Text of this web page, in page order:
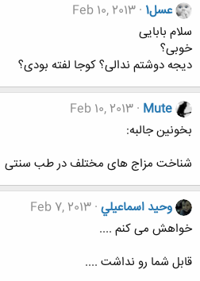
عسل1
Feb 10, 2013
سلام بابایی
خوبی؟
دیجه دوشتم ندالی؟ کوجا لفته بودی؟
Mute
Feb 10, 2013
بخونین جالبه:
شناخت مزاج های مختلف در طب سنتی
وحيد اسماعيلي Feb 7, 2013
خواهش می کنم ....
قابل شما رو نداشت ....